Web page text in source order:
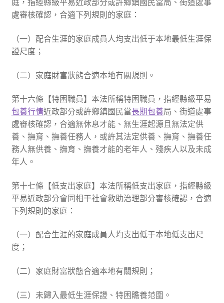
庭，指經縣級平易近政部分或許鄉鎮國民當局、街道處事
處審核確認，合適下列規則的家庭：
（一）配合生涯的家庭成員人均支出低于本地最低生涯保
證尺度；
（二）家庭財富狀態合適本地有關規則。
第十六條【特困職員】本法所稱特困職員，指經縣級平易
包養行情近政部分或許鄉鎮國民當長期包養局、街道處事
處審核確認，合適無休息才能、無生涯起源且無法定供
養、撫育、撫養任務人，或許其法定供養、撫育、撫養任
務人無供養、撫育、撫養才能的老年人、殘疾人以及未成
年人。
第十七條【低支出家庭】本法所稱低支出家庭，指經縣級
平易近政部分會同相干社會救助治理部分審核確認，合適
下列規則的家庭：
（一）配合生涯的家庭成員人均支出低于本地低支出尺
度；
（二）家庭財富狀態合適本地有關規則；
（三）未歸入最低生涯保證、特困贍養范圍。